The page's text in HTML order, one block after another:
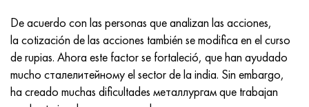
De acuerdo con las personas que analizan las acciones,
la cotización de las acciones también se modifica en el curso
de rupias. Ahora este factor se fortaleció, que han ayudado
mucho сталелитейному el sector de la india. Sin embargo,
ha creado muchas dificultades металлургам que trabajan
MP159
multimetro n155
Nicrofer 5923 hMo
56DGNH
68NKhVKTYu
79NM, Lupa 7904
HN73MBTYu
XN70YU
HN75MBTYu
5B
TL5
A LAS 6
1.4567 - AISI 304Cu
1.4570-aisi303Cu
1.4574 - Aleación PH 15-7 Mo®
15X16H2AM
18X11MNFB
18X12VMBFR
30X, AISI 5130, 30h
30hgs, 30hgs
30hgsa, 30hgsa